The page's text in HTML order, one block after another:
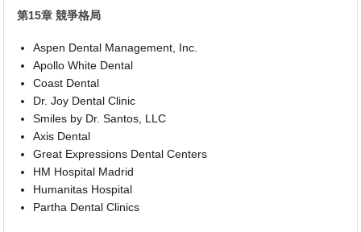
第15章 競爭格局
Aspen Dental Management, Inc.
Apollo White Dental
Coast Dental
Dr. Joy Dental Clinic
Smiles by Dr. Santos, LLC
Axis Dental
Great Expressions Dental Centers
HM Hospital Madrid
Humanitas Hospital
Partha Dental Clinics